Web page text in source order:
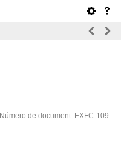
Número de document: EXFC-109